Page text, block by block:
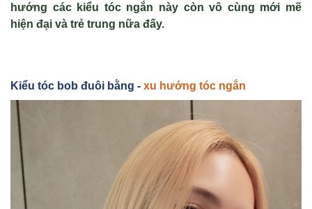
hướng các kiểu tóc ngắn này còn vô cùng mới mẽ
hiện đại và trẻ trung nữa đấy.
Kiểu tóc bob đuôi bằng - xu hướng tóc ngắn